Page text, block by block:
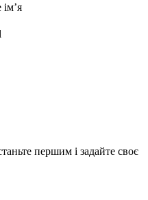
першим і задайте своє